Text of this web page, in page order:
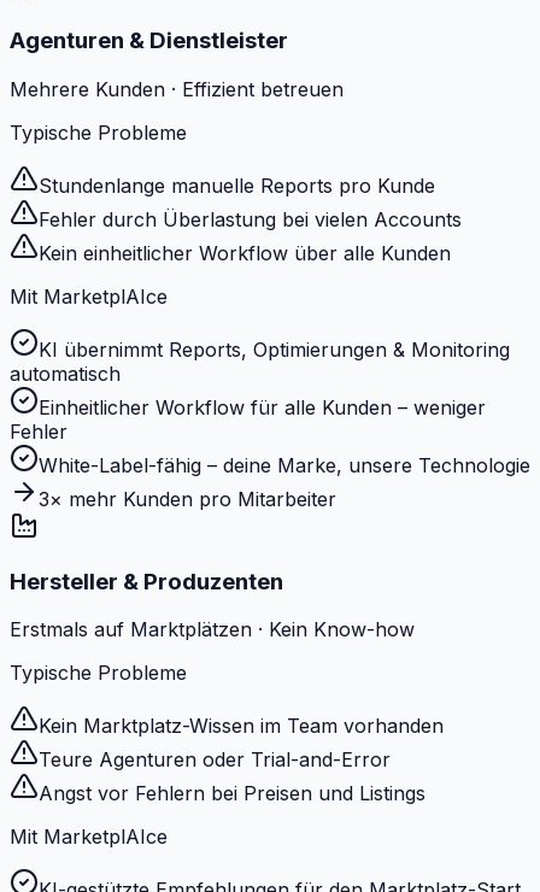
Agenturen & Dienstleister
Mehrere Kunden · Effizient betreuen
Typische Probleme
Stundenlange manuelle Reports pro Kunde
Fehler durch Überlastung bei vielen Accounts
Kein einheitlicher Workflow über alle Kunden
Mit MarketplAIce
KI übernimmt Reports, Optimierungen & Monitoring
automatisch
Einheitlicher Workflow für alle Kunden – weniger
Fehler
White-Label-fähig – deine Marke, unsere Technologie
3× mehr Kunden pro Mitarbeiter
Hersteller & Produzenten
Erstmals auf Marktplätzen · Kein Know-how
Typische Probleme
Kein Marktplatz-Wissen im Team vorhanden
Teure Agenturen oder Trial-and-Error
Angst vor Fehlern bei Preisen und Listings
Mit MarketplAIce